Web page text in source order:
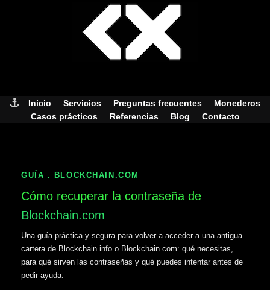
Inicio Servicios Preguntas frecuentes
Monederos
Casos prácticos
Referencias Blog Contacto
GUÍA . BLOCKCHAIN.COM
Cómo recuperar la contraseña de
Blockchain.com
Una guía práctica y segura para volver a acceder a una antigua
cartera de Blockchain.info o Blockchain.com: qué necesitas,
para qué sirven las contraseñas y qué puedes intentar antes de
pedir ayuda.